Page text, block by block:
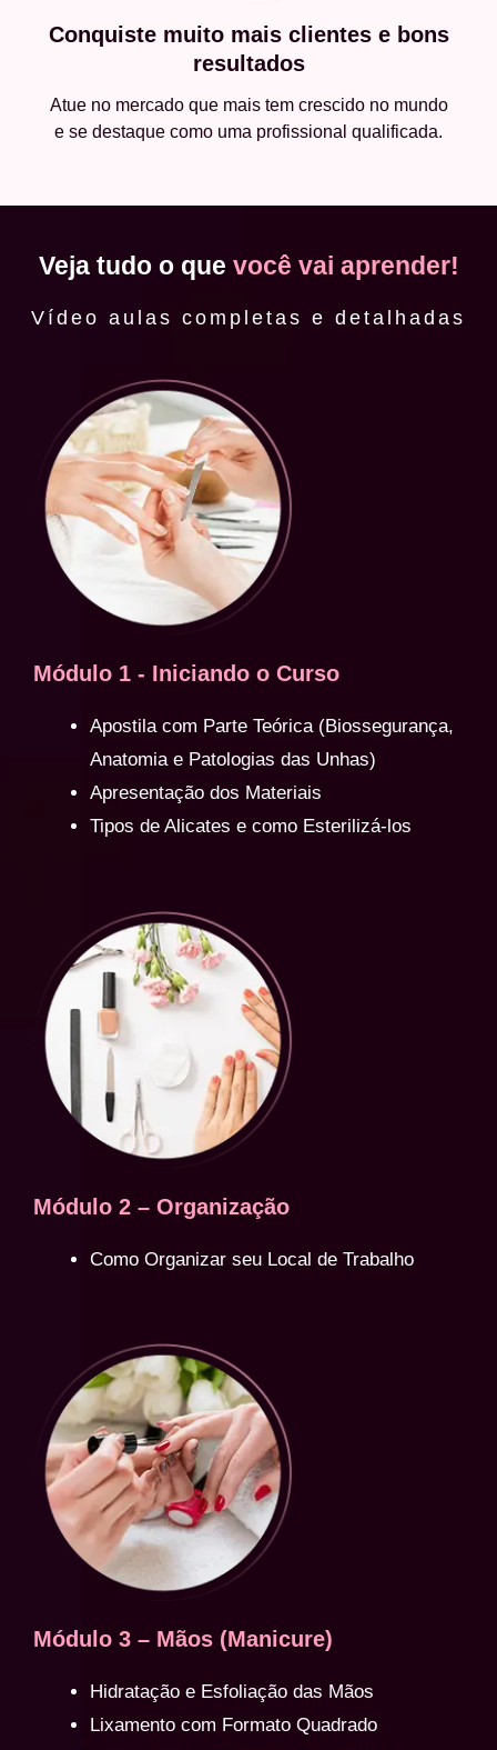
Conquiste muito mais clientes e bons
resultados
Atue no mercado que mais tem crescido no mundo
e se destaque como uma profissional qualificada.
Veja tudo o que você vai aprender!
Vídeo aulas completas e detalhadas
Módulo 1 - Iniciando o Curso
Apostila com Parte Teórica (Biossegurança,
Anatomia e Patologias das Unhas)
Apresentação dos Materiais
Tipos de Alicates e como Esterilizá-los
Módulo 2 – Organização
Como Organizar seu Local de Trabalho
Módulo 3 – Mãos (Manicure)
Hidratação e Esfoliação das Mãos
Lixamento com Formato Quadrado